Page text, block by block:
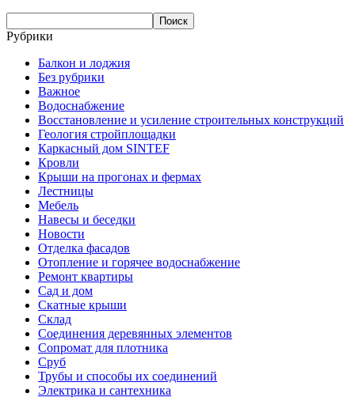
Рубрики
Балкон и лоджия
Без рубрики
Важное
Водоснабжение
Восстановление и усиление строительных конструкций
Геология стройплощадки
Каркасный дом SINTEF
Кровли
Крыши на прогонах и фермах
Лестницы
Мебель
Навесы и беседки
Новости
Отделка фасадов
Отопление и горячее водоснабжение
Ремонт квартиры
Сад и дом
Скатные крыши
Склад
Соединения деревянных элементов
Сопромат для плотника
Сруб
Трубы и способы их соединений
Электрика и сантехника